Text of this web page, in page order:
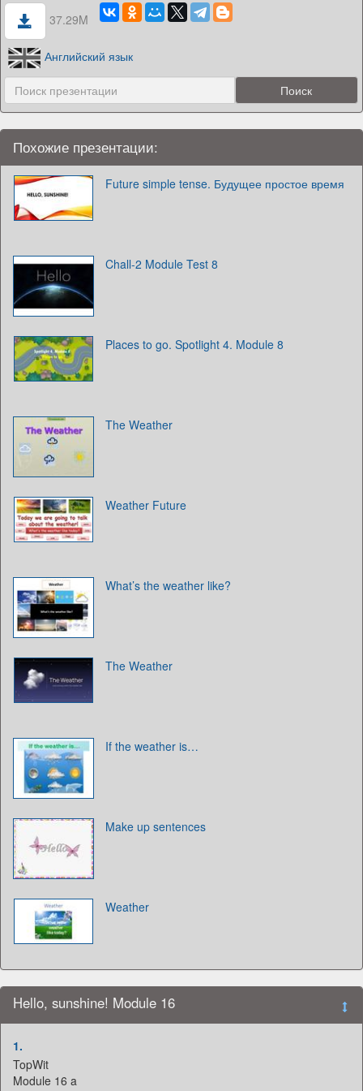
37.29M
Английский язык
Похожие презентации:
Future simple tense. Будущее простое время
Chall-2 Module Test 8
Places to go. Spotlight 4. Module 8
The Weather
Weather Future
What’s the weather like?
The Weather
If the weather is…
Make up sentences
Weather
Hello, sunshine! Module 16
1.
TopWit
Module 16 a